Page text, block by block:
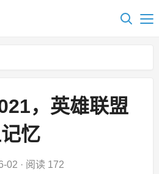
，英雄联盟
忆
02 · 阅读 172